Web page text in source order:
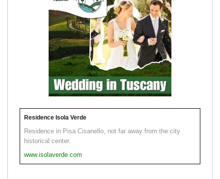
Residence Isola Verde
Residence in Pisa Cisanello, not far away from the city
historical center.
www.isolaverde.com